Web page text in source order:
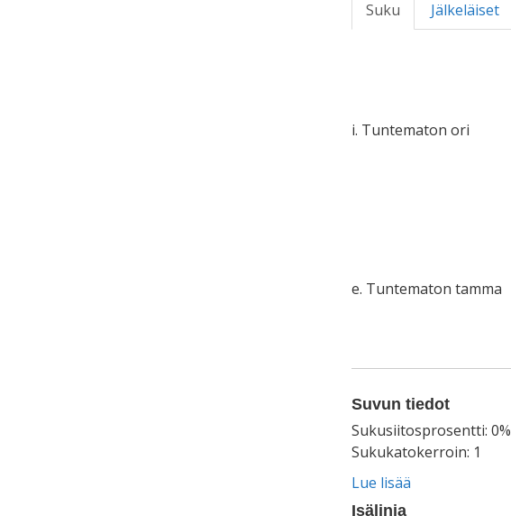
Suku Jälkeläiset
i. Tuntematon ori
e. Tuntematon tamma
Suvun tiedot
Sukusiitosprosentti: 0%
Sukukatokerroin: 1
Lue lisää
Isälinja